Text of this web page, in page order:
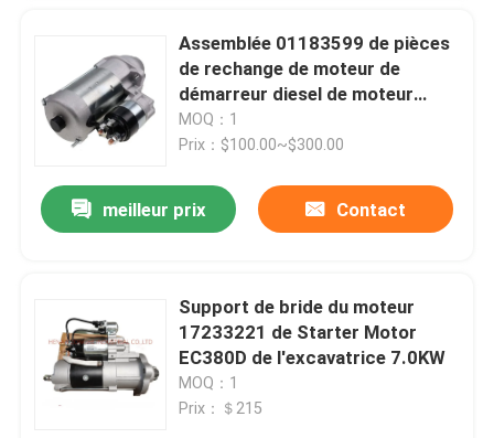
Assemblée 01183599 de pièces
de rechange de moteur de
démarreur diesel de moteur
industriel
MOQ：1
Prix：$100.00~$300.00
meilleur prix Contact
Support de bride du moteur
17233221 de Starter Motor
EC380D de l'excavatrice 7.0KW
MOQ：1
Prix：＄215